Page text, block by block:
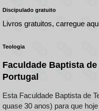
Discipulado gratuito
Livros gratuitos, carregue
Teologia
Faculdade Baptista
Portugal
Esta Faculdade Baptista de
quase 30 anos) para que